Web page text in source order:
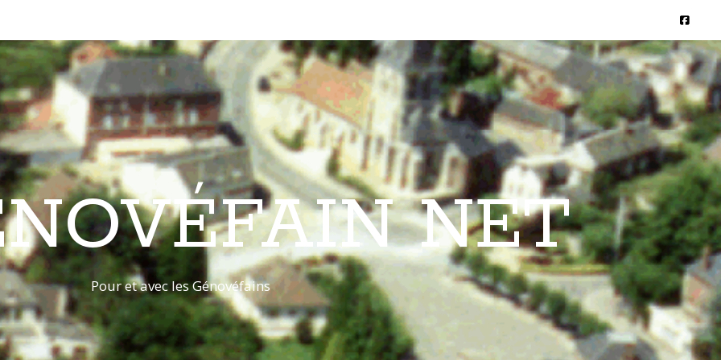
NET
Pour et avec les Génovéfains